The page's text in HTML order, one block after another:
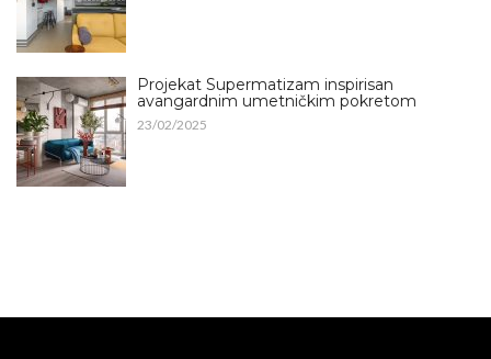
Projekat Supermatizam inspirisan
avangardnim umetničkim pokretom
23/02/2025